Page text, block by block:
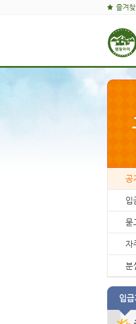
즐겨
공
입
묻
자
분
입급